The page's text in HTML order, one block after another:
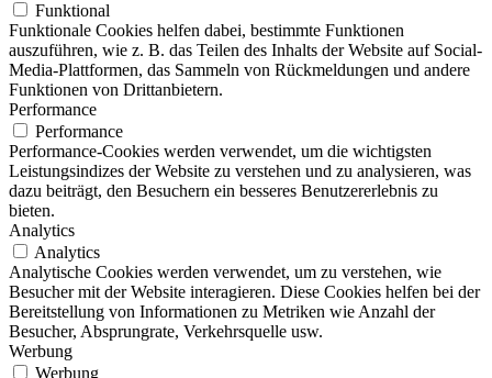
Funktional
Funktionale Cookies helfen dabei, bestimmte Funktionen
auszuführen, wie z. B. das Teilen des Inhalts der Website auf Social-
Media-Plattformen, das Sammeln von Rückmeldungen und andere
Funktionen von Drittanbietern.
Performance
Performance
Performance-Cookies werden verwendet, um die wichtigsten
Leistungsindizes der Website zu verstehen und zu analysieren, was
dazu beiträgt, den Besuchern ein besseres Benutzererlebnis zu
bieten.
Analytics
Analytics
Analytische Cookies werden verwendet, um zu verstehen, wie
Besucher mit der Website interagieren. Diese Cookies helfen bei der
Bereitstellung von Informationen zu Metriken wie Anzahl der
Besucher, Absprungrate, Verkehrsquelle usw.
Werbung
Werbung